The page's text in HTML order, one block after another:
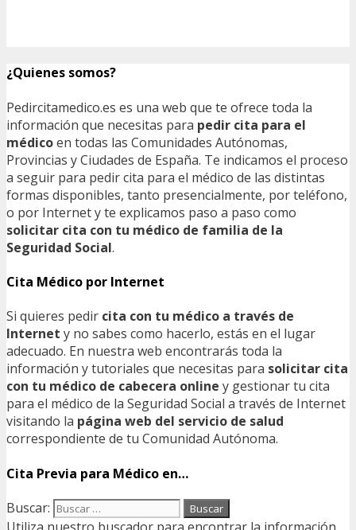
¿Quienes somos?
Pedircitamedico.es es una web que te ofrece toda la
información que necesitas para pedir cita para el
médicoen todas las Comunidades Autónomas,
Provincias y Ciudades de España. Te indicamos el proceso
a seguir para pedir cita para el médico de las distintas
formas disponibles, tanto presencialmente, por teléfono,
o por Internet y te explicamos paso a paso como
solicitar cita con tu médico de familia de la
Seguridad Social.
Cita Médico por Internet
Si quieres pedir cita con tu médico a través de
Internet y no sabes como hacerlo, estás en el lugar
adecuado. En nuestra web encontrarás toda la
información y tutoriales que necesitas para solicitar cita
con tu médico de cabecera online y gestionar tu cita
para el médico de la Seguridad Social a través de Internet
visitando la página web del servicio de salud
correspondiente de tu Comunidad Autónoma.
Cita Previa para Médico en…
Buscar: